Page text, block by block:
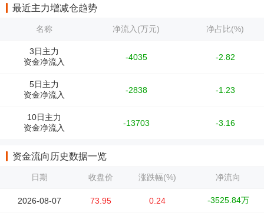
最近主力增减仓趋势
名称 净流入(万元) 净占比(%)
3日主力
资金净流入
-4035 -2.82
5日主力
资金净流入
-2838 -1.23
10日主力
资金净流入
-13703 -3.16
资金流向历史数据一览
日期 收盘价 涨跌幅(%) 净流向
2026-08-07 73.95 0.24 -3525.84万